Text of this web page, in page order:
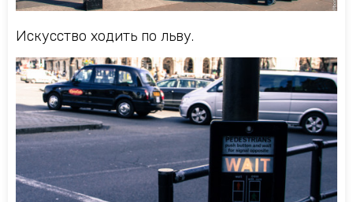
Искусство ходить по льву.